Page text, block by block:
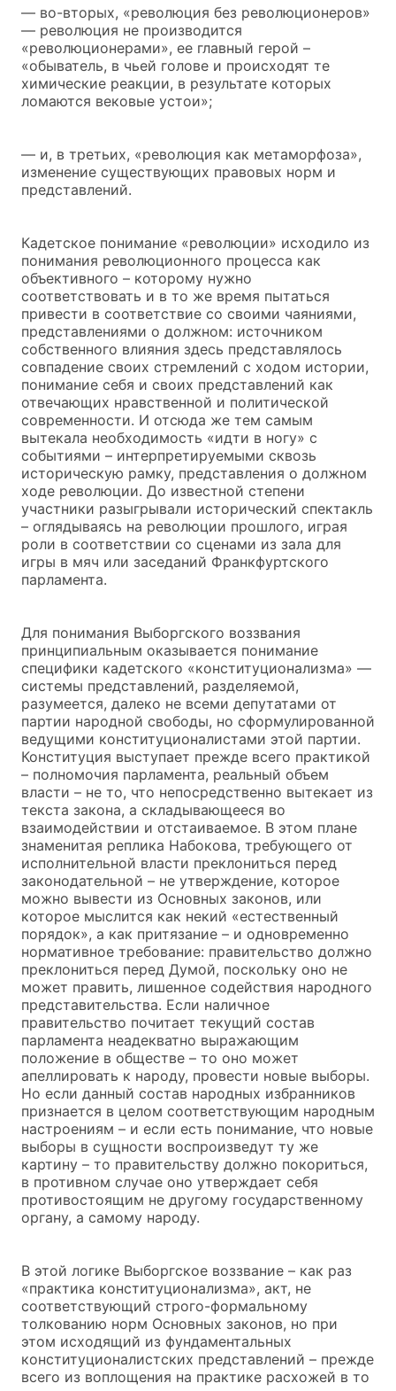
— во-вторых, «революция без революционеров»
— революция не производится
«революционерами», ее главный герой –
«обыватель, в чьей голове и происходят те
химические реакции, в результате которых
ломаются вековые устои»;
— и, в третьих, «революция как метаморфоза»,
изменение существующих правовых норм и
представлений.
Кадетское понимание «революции» исходило из
понимания революционного процесса как
объективного – которому нужно
соответствовать и в то же время пытаться
привести в соответствие со своими чаяниями,
представлениями о должном: источником
собственного влияния здесь представлялось
совпадение своих стремлений с ходом истории,
понимание себя и своих представлений как
отвечающих нравственной и политической
современности. И отсюда же тем самым
вытекала необходимость «идти в ногу» с
событиями – интерпретируемыми сквозь
историческую рамку, представления о должном
ходе революции. До известной степени
участники разыгрывали исторический спектакль
– оглядываясь на революции прошлого, играя
роли в соответствии со сценами из зала для
игры в мяч или заседаний Франкфуртского
парламента.
Для понимания Выборгского воззвания
принципиальным оказывается понимание
специфики кадетского «конституционализма» —
системы представлений, разделяемой,
разумеется, далеко не всеми депутатами от
партии народной свободы, но сформулированной
ведущими конституционалистами этой партии.
Конституция выступает прежде всего практикой
– полномочия парламента, реальный объем
власти – не то, что непосредственно вытекает из
текста закона, а складывающееся во
взаимодействии и отстаиваемое. В этом плане
знаменитая реплика Набокова, требующего от
исполнительной власти преклониться перед
законодательной – не утверждение, которое
можно вывести из Основных законов, или
которое мыслится как некий «естественный
порядок», а как притязание – и одновременно
нормативное требование: правительство должно
преклониться перед Думой, поскольку оно не
может править, лишенное содействия народного
представительства. Если наличное
правительство почитает текущий состав
парламента неадекватно выражающим
положение в обществе – то оно может
апеллировать к народу, провести новые выборы.
Но если данный состав народных избранников
признается в целом соответствующим народным
настроениям – и если есть понимание, что новые
выборы в сущности воспроизведут ту же
картину – то правительству должно покориться,
в противном случае оно утверждает себя
противостоящим не другому государственному
органу, а самому народу.
В этой логике Выборгское воззвание – как раз
«практика конституционализма», акт, не
соответствующий строго-формальному
толкованию норм Основных законов, но при
этом исходящий из фундаментальных
конституционалистских представлений – прежде
всего из воплощения на практике расхожей в то